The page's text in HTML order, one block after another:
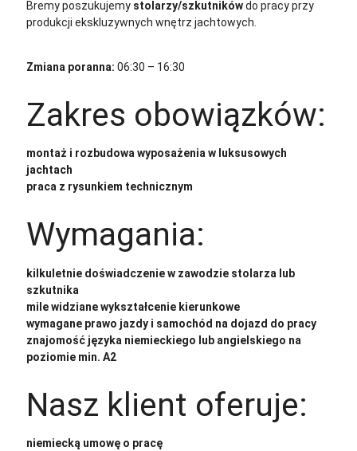
Bremy poszukujemy stolarzy/szkutnikówdo pracy przy
produkcji ekskluzywnych wnętrz jachtowych.
Zmiana poranna: 06:30 – 16:30
Zakres obowiązków:
montaż i rozbudowa wyposażenia w luksusowych
jachtach
praca z rysunkiem technicznym
Wymagania:
kilkuletnie doświadczenie w zawodzie stolarza lub
szkutnika
mile widziane wykształcenie kierunkowe
wymagane prawo jazdy i samochód na dojazd do pracy
znajomość języka niemieckiego lub angielskiego na
poziomie min. A2
Nasz klient oferuje:
niemiecką umowę o pracę